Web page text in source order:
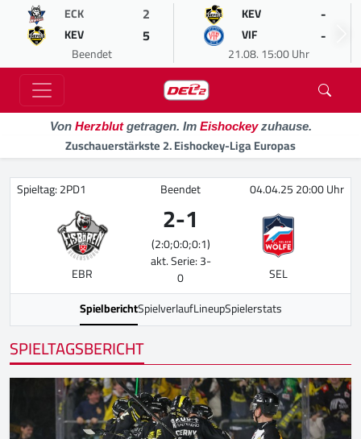
ECK 2
KEV 5
Beendet
KEV -
VIF -
21.08. 15:00 Uhr
Von Herzblutgetragen. Im Eishockeyzuhause.
Zuschauerstärkste 2. Eishockey-Liga Europas
Spieltag: 2PD1 Beendet 04.04.25 20:00 Uhr
EBR
2-1
(2:0;0:0;0:1)
akt. Serie: 3-
0
SEL
SpielberichtSpielverlaufLineupSpielerstats
SPIELTAGSBERICHT